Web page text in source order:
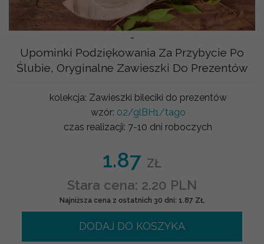
-
Upominki Podziękowania Za Przybycie Po
Ślubie, Oryginalne Zawieszki Do Prezentów
kolekcja: Zawieszki bileciki do prezentów
wzór: 02/glBH1/tago
czas realizacji: 7-10 dni roboczych
1.87 ZŁ
Stara cena: 2.20 PLN
Najniższa cena z ostatnich 30 dni: 1.87 ZŁ
DODAJ DO KOSZYKA